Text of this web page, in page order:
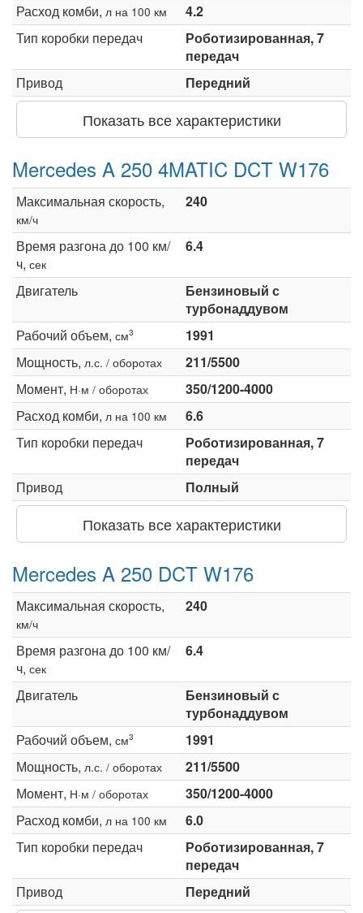
Расход комби, л на 100 км
4.2
Тип коробки передач
Роботизированная, 7
передач
Привод
Передний
Показать все характеристики
Mercedes A 250 4MATIC DCT W176
Максимальная скорость,
км/ч
240
Время разгона до 100 км/
ч, сек
6.4
Двигатель
Бензиновый с
турбонаддувом
Рабочий объем, см3
1991
Мощность, л.с. / оборотах
211/5500
Момент, Н·м / оборотах
350/1200-4000
Расход комби, л на 100 км
6.6
Тип коробки передач
Роботизированная, 7
передач
Привод
Полный
Показать все характеристики
Mercedes A 250 DCT W176
Максимальная скорость,
км/ч
240
Время разгона до 100 км/
ч, сек
6.4
Двигатель
Бензиновый с
турбонаддувом
Рабочий объем, см3
1991
Мощность, л.с. / оборотах
211/5500
Момент, Н·м / оборотах
350/1200-4000
Расход комби, л на 100 км
6.0
Тип коробки передач
Роботизированная, 7
передач
Привод
Передний